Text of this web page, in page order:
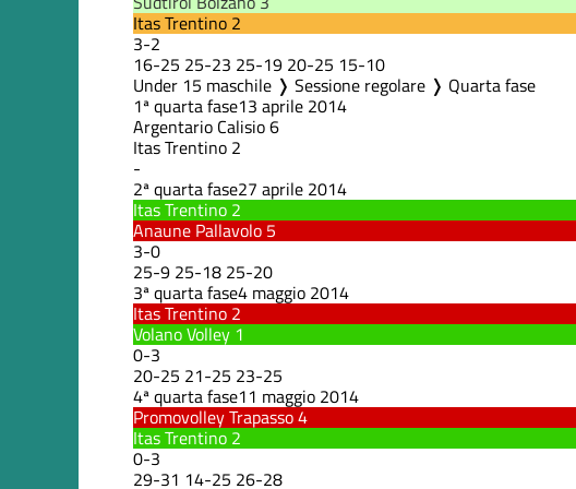
Itas Trentino 2
3-2
16-25 25-23 25-19 20-25 15-10
Under 15 maschile ❭ Sessione regolare ❭ Quarta fase
1ª quarta fase13 aprile 2014
Argentario Calisio6
Itas Trentino 2
-
2ª quarta fase27 aprile 2014
Itas Trentino 2
Anaune Pallavolo 5
3-0
25-9 25-18 25-20
3ª quarta fase4 maggio 2014
Itas Trentino 2
Volano Volley 1
0-3
20-25 21-25 23-25
4ª quarta fase11 maggio 2014
Promovolley Trapasso4
Itas Trentino 2
0-3
29-31 14-25 26-28